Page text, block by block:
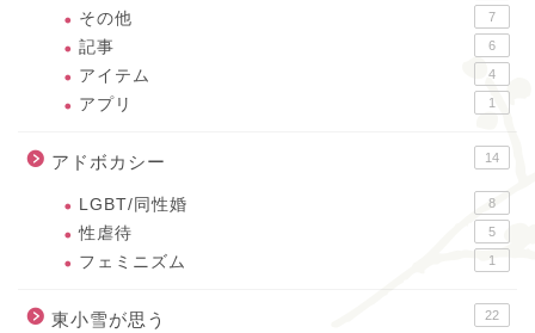
その他 7
記事 6
アイテム 4
アプリ 1
アドボカシー 14
LGBT/同性婚 8
性虐待 5
フェミニズム 1
東小雪が思う 22